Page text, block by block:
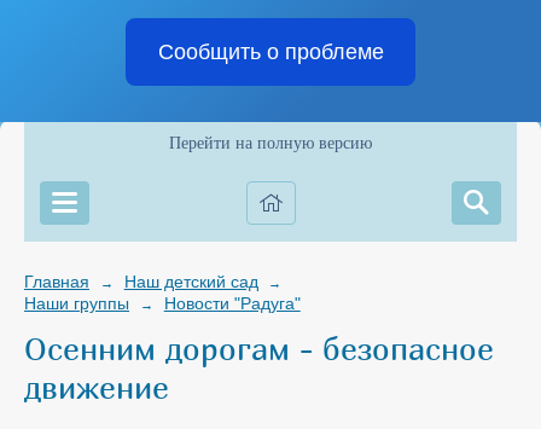
Сообщить о проблеме
Перейти на полную версию
Главная → Наш детский сад →
Наши группы → Новости "Радуга"
Осенним дорогам - безопасное
движение